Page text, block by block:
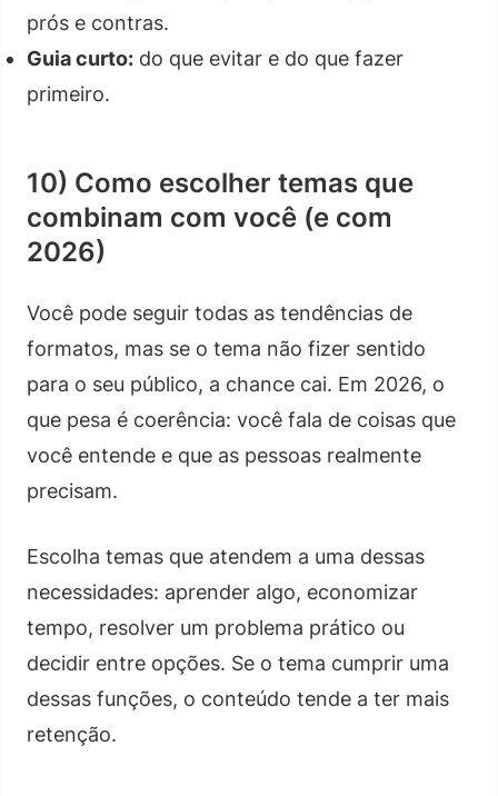
prós e contras.
Guia curto: do que evitar e do que fazer
primeiro.
10) Como escolher temas que
combinam com você (e com
2026)
Você pode seguir todas as tendências de
formatos, mas se o tema não fizer sentido
para o seu público, a chance cai. Em 2026, o
que pesa é coerência: você fala de coisas que
você entende e que as pessoas realmente
precisam.
Escolha temas que atendem a uma dessas
necessidades: aprender algo, economizar
tempo, resolver um problema prático ou
decidir entre opções. Se o tema cumprir uma
dessas funções, o conteúdo tende a ter mais
retenção.